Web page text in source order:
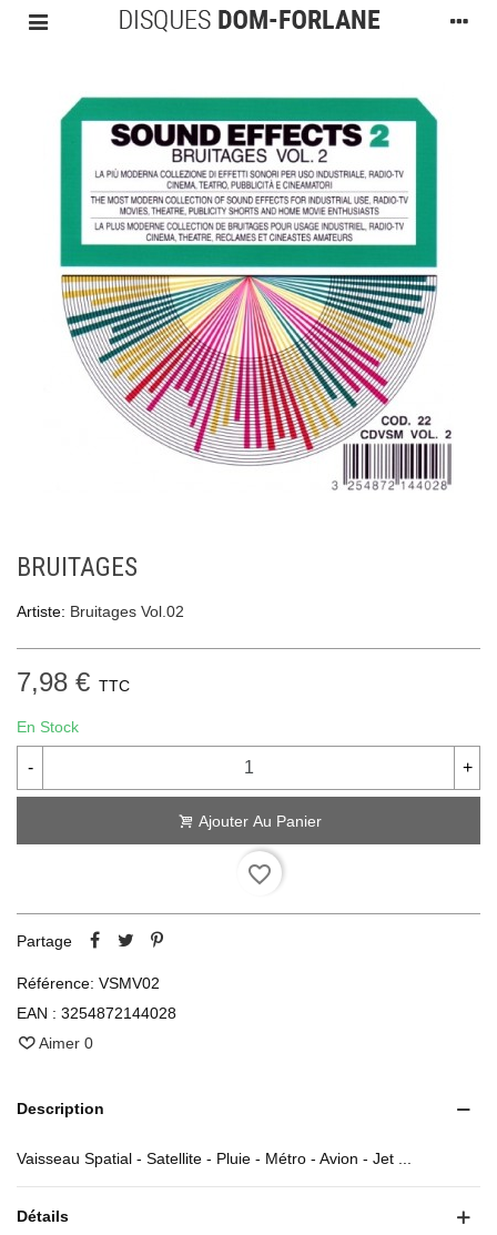
BRUITAGES
Artiste: Bruitages Vol.02
7,98 € TTC
En Stock
- +
Ajouter Au Panier
favorite_border
Partage
Référence: VSMV02
EAN : 3254872144028
Aimer 0
Description
Vaisseau Spatial - Satellite - Pluie - Métro - Avion - Jet ...
Détails